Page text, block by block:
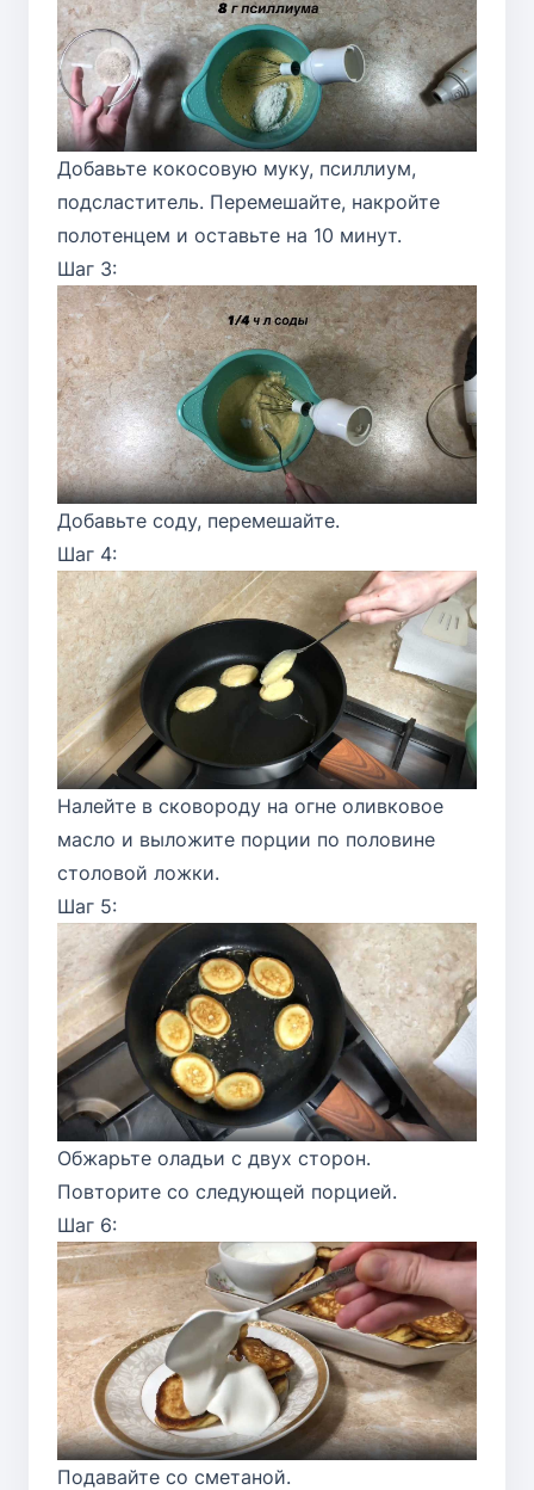
Добавьте кокосовую муку, псиллиум,
подсластитель. Перемешайте, накройте
полотенцем и оставьте на 10 минут.
Шаг 3:
Добавьте соду, перемешайте.
Шаг 4:
Налейте в сковороду на огне оливковое
масло и выложите порции по половине
столовой ложки.
Шаг 5:
Обжарьте оладьи с двух сторон.
Повторите со следующей порцией.
Шаг 6:
Подавайте со сметаной.